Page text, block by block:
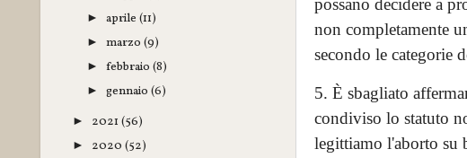
possano decidere a
non completamente
secondo le categorie
5. È sbagliato
condiviso lo statuto
legittiamo l'aborto su
► aprile (11)
► marzo (9)
► febbraio (8)
► gennaio (6)
► 2021 (56)
► 2020 (52)